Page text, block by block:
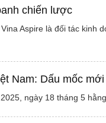
chiến lược
Aspire là đối tác
Nam: Dấu mốc
ngày 18 tháng 5